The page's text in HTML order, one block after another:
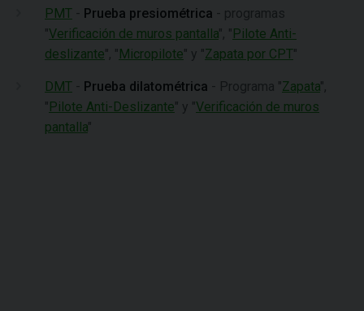
PMT - Prueba presiométrica - programas
"Verificación de muros pantalla", "Pilote Anti-
deslizante", "Micropilote" y "Zapata por CPT"
DMT - Prueba dilatométrica - Programa "Zapata",
"Pilote Anti-Deslizante" y "Verificación de muros
pantalla"